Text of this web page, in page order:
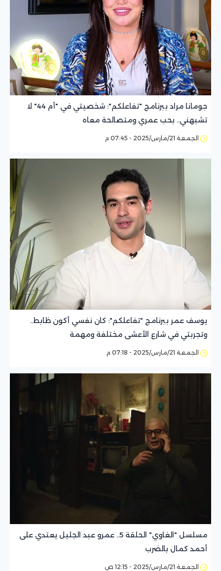
جومانا مراد ببرنامج "تفاعلكم": شخصيتي في "أم 44" لا
تشبهني.. بحب عمري ومتصالحة معاه
الجمعة 21/مارس/2025 - 07:45 م
يوسف عمر ببرنامج "تفاعلكم": كان نفسي أكون ظابط..
وتجربتي في شارع الأعشى مختلفة ومهمة
الجمعة 21/مارس/2025 - 07:18 م
مسلسل "الغاوي" الحلقة 5.. عمرو عبد الجليل يعتدي على
أحمد كمال بالضرب
الجمعة 21/مارس/2025 - 12:15 ص